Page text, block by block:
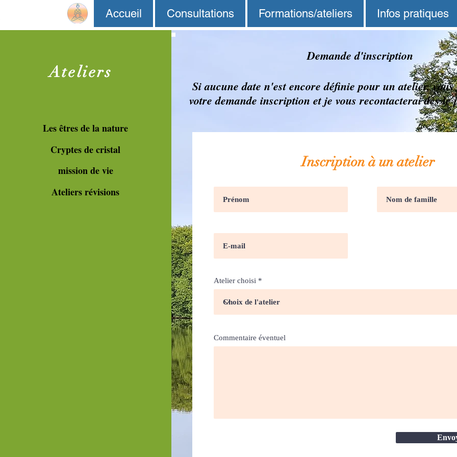
Accueil Consultations Formations/ateliers Infos pratiques
Ateliers
Les êtres de la nature
Cryptes de cristal
mission de vie
Ateliers révisions
Demande d'inscription
Si aucune date n'est encore définie pour un atelier, vous
votre demande inscription et je vous recontacterai dès
Inscription à un atelier
Atelier choisi
Commentaire éventuel